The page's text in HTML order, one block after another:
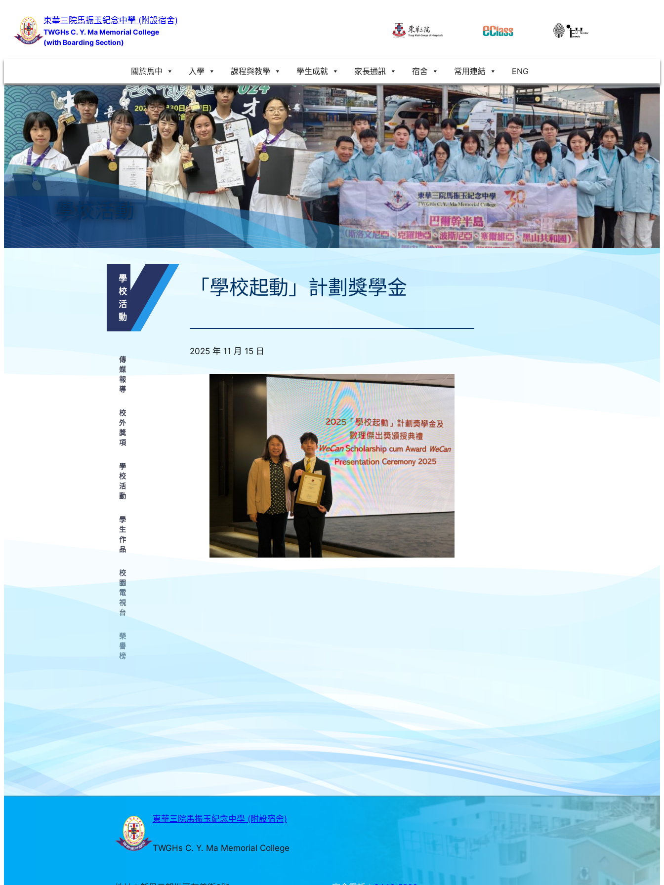
內
東華三院馬振玉紀念中學 (附設宿舍)
TWGHs C. Y. Ma Memorial College
(with Boarding Section)
關於馬中 入學 課程與教學 學生成就 家長通訊 宿舍 常用連結 ENG
學校活動
學
校
活
動
傳
媒
報
導
校
外
獎
項
學
校
活
動
學
生
作
品
校
園
電
視
台
榮
譽
榜
「學校起動」計劃獎學金
2025 年 11 月 15 日
東華三院馬振玉紀念中學 (附設宿舍)
TWGHs C. Y. Ma Memorial College